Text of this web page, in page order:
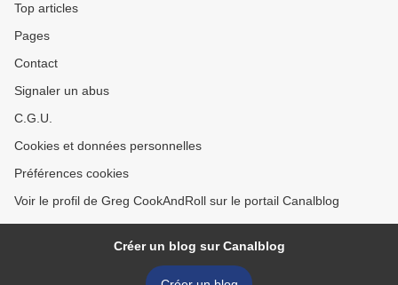
Top articles
Pages
Contact
Signaler un abus
C.G.U.
Cookies et données personnelles
Préférences cookies
Voir le profil de Greg CookAndRoll sur le portail Canalblog
Créer un blog sur Canalblog